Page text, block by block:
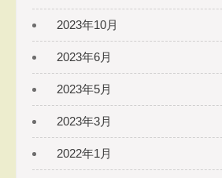
2023年10月
2023年6月
2023年5月
2023年3月
2022年1月